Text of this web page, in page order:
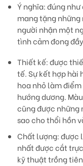
Ý nghĩa: đúng
mang tặng những
người nhận một
tình cảm đong
Thiết kế:được
tế. Sự kết hợp hài
hoa nhỏ làm
hướng dương.
cũng được những
sao cho thổi hồn
Chất lượng:được
nhất được cắt
kỹ thuật trồng